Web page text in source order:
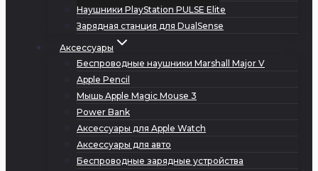
Наушники PlayStation PULSE Elite
Зарядная станция для DualSense
Аксессуары
Беспроводные наушники Marshall Major V
Apple Pencil
Мышь Apple Magic Mouse 3
Power Bank
Аксессуары для Apple Watch
Аксессуары для авто
Беспроводные зарядные устройства